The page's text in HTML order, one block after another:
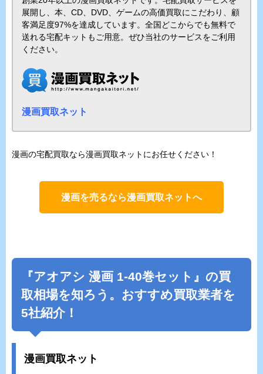
展開し、本、CD、DVD、ゲームの高価買取にこだわり、顧
客満足度97%を達成しています。全国どこからでも無料で
送れる宅配キットもご用意。ぜひ当社のサービスをご利用
ください。
漫画買取ネット
漫画の宅配買取なら漫画買取ネットにお任せください！
漫画を売るなら漫画買取ネットへ
『アオアシ 漫画 1-40巻セット』の買
取相場を知ろう。おすすめ買取業者を
5社紹介！
漫画買取ネット